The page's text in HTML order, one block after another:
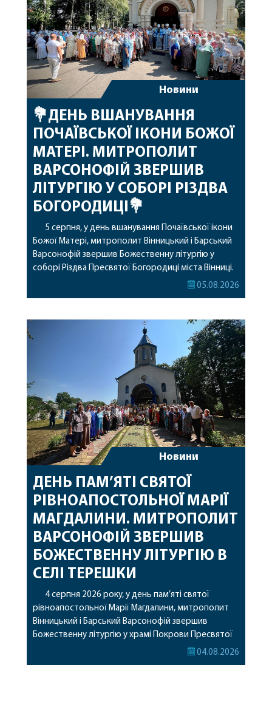
Новини
💐ДЕНЬ ВШАНУВАННЯ
ПОЧАЇВСЬКОЇ ІКОНИ БОЖОЇ
МАТЕРІ. МИТРОПОЛИТ
ВАРСОНОФІЙ ЗВЕРШИВ
ЛІТУРГІЮ У СОБОРІ РІЗДВА
БОГОРОДИЦІ💐
5 серпня, у день вшанування Почаївської ікони
Божої Матері, митрополит Вінницький і Барський
Варсонофій звершив Божественну літургію у
соборі Різдва Пресвятої Богородиці міста Вінниці.
Його Високопреосвященству співслужили
священному сані. Під час богослужіння підносилися
особливі молитви за мир в Україні, за воїнів, які
05.08.2026
Новини
ДЕНЬ ПАМ’ЯТІ СВЯТОЇ
РІВНОАПОСТОЛЬНОЇ МАРІЇ
МАГДАЛИНИ. МИТРОПОЛИТ
ВАРСОНОФІЙ ЗВЕРШИВ
БОЖЕСТВЕННУ ЛІТУРГІЮ В
СЕЛІ ТЕРЕШКИ
4 серпня 2026 року, у день пам’яті святої
рівноапостольної Марії Магдалини, митрополит
Вінницький і Барський Варсонофій звершив
Божественну літургію у храмі Покрови Пресвятої
Богородиці села Терешки Барського благочиння.
04.08.2026